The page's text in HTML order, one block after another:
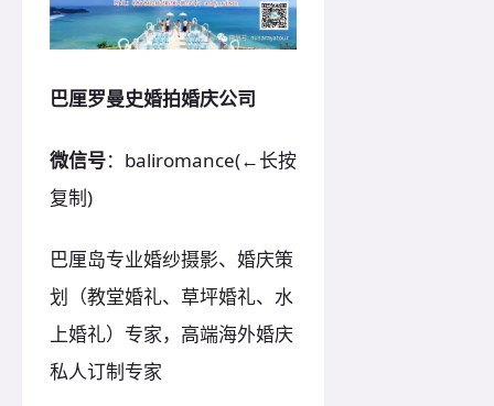
巴厘罗曼史婚拍婚庆公司
微信号：baliromance(←长按
复制)
巴厘岛专业婚纱摄影、婚庆策
划（教堂婚礼、草坪婚礼、水
上婚礼）专家，高端海外婚庆
私人订制专家